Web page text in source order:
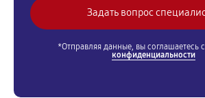
*Отправляя данные, вы соглашаетесь с
конфиденциальности